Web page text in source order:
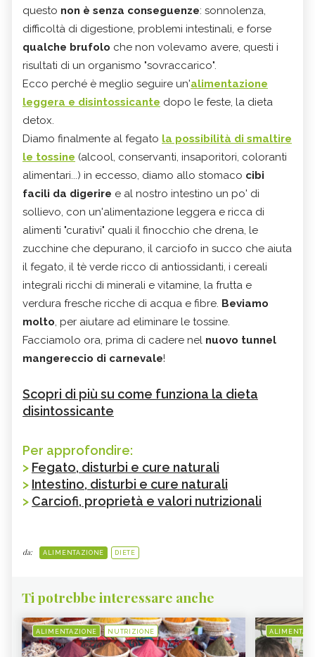
questo non è senza conseguenze: sonnolenza,
difficoltà di digestione, problemi intestinali, e forse
qualche brufolo che non volevamo avere, questi i
risultati di un organismo "sovraccarico".
Ecco perché è meglio seguire un'alimentazione
leggera e disintossicante dopo le feste, la dieta
detox.
Diamo finalmente al fegato la possibilità di smaltire
le tossine (alcool, conservanti, insaporitori, coloranti
alimentari...) in eccesso, diamo allo stomaco cibi
facili da digerire e al nostro intestino un po' di
sollievo, con un'alimentazione leggera e ricca di
alimenti "curativi" quali il finocchio che drena, le
zucchine che depurano, il carciofo in succo che aiuta
il fegato, il tè verde ricco di antiossidanti, i cereali
integrali ricchi di minerali e vitamine, la frutta e
verdura fresche ricche di acqua e fibre. Beviamo
molto, per aiutare ad eliminare le tossine.
Facciamolo ora, prima di cadere nel nuovo tunnel
mangereccio di carnevale!
Scopri di più su come funziona la dieta
disintossicante
Per approfondire:
> Fegato, disturbi e cure naturali
> Intestino, disturbi e cure naturali
> Carciofi, proprietà e valori nutrizionali
da: ALIMENTAZIONE DIETE
Ti potrebbe interessare anche
ALIMENTAZIONE NUTRIZIONE